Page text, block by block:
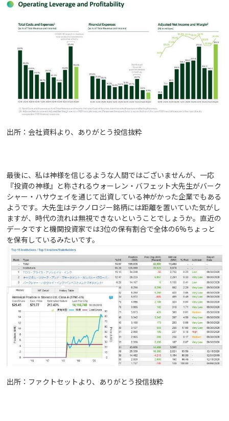
出所：会社資料より、ありがとう投信抜粋
最後に、私は神様を信じるような人間ではございませんが、一応
『投資の神様』と称されるウォーレン・バフェット大先生がバーク
シャー・ハサウェイを通じて出資している神がかった企業でもある
ようです。大先生はテクノロジー銘柄には距離を置いていた気がし
ますが、時代の流れは無視できないということでしょうか。直近の
データですと機関投資家では3位の保有割合で全体の6%ちょっと
を保有しているみたいです。
出所：ファクトセットより、ありがとう投信抜粋